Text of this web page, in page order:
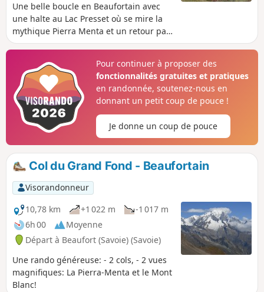
Une belle boucle en Beaufortain avec
une halte au Lac Presset où se mire la
mythique Pierra Menta et un retour par
l'impressionnante Brèche de Parozan.
Informations pratiques.Pour continuer à proposer des
fonctionnalités gratuites et pratiques
en randonnée, soutenez-nous en
donnant un petit coup de pouce !
Je donne un coup de pouce
Col du Grand Fond - Beaufortain
Visorandonneur
10,78 km
+1 022 m
-1 017 m
6h 00
Moyenne
Départ à Beaufort (Savoie) (Savoie)
Une rando généreuse: - 2 cols, - 2 vues
magnifiques: La Pierra-Menta et le Mont
Blanc!